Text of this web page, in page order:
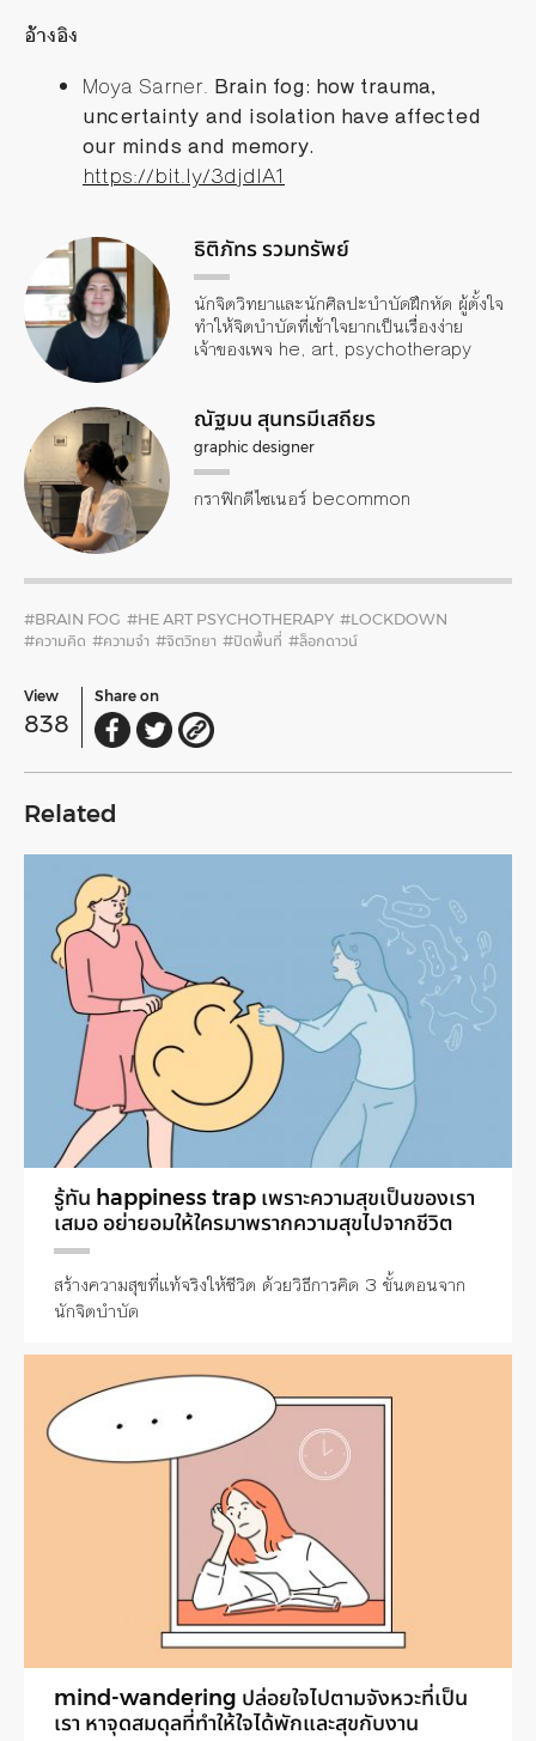
อ้างอิง
Moya Sarner. Brain fog: how trauma,
uncertainty and isolation have affected
our minds and memory.
https://bit.ly/3djdlA1
ธิติภัทร รวมทรัพย์
นักจิตวิทยาและนักศิลปะบำบัดฝึกหัด ผู้ตั้งใจ
ทำให้จิตบำบัดที่เข้าใจยากเป็นเรื่องง่าย
เจ้าของเพจ he, art, psychotherapy
ณัฐมน สุนทรมีเสถียร
graphic designer
กราฟิกดีไซเนอร์ becommon
#BRAIN FOG #HE ART PSYCHOTHERAPY #LOCKDOWN
#ความคิด #ความจำ #จิตวิทยา #ปิดพื้นที่ #ล็อกดาวน์
View
838
Share on
Related
รู้ทัน happiness trap เพราะความสุขเป็นของเรา
เสมอ อย่ายอมให้ใครมาพรากความสุขไปจากชีวิต
สร้างความสุขที่แท้จริงให้ชีวิต ด้วยวิธีการคิด 3 ขั้นตอนจาก
นักจิตบำบัด
mind-wandering ปล่อยใจไปตามจังหวะที่เป็น
เรา หาจุดสมดุลที่ทำให้ใจได้พักและสุขกับงาน